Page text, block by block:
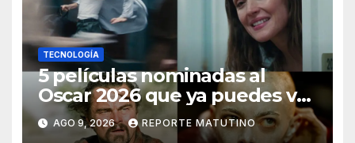
TECNOLOGÍA
5 películas nominadas al
Oscar 2026 que ya puedes ver
en streaming
AGO 9, 2026 REPORTE MATUTINO